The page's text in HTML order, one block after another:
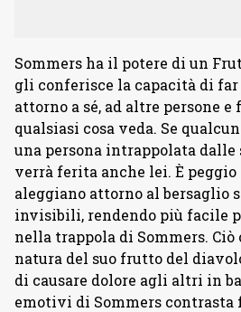
Sommers ha il potere di un
gli conferisce la capacità di far
attorno a sé, ad altre persone
qualsiasi cosa veda. Se
una persona intrappolata dalle
verrà ferita anche lei. È peggio
aleggiano attorno al bersaglio
invisibili, rendendo più facile
nella trappola di Sommers. Ciò
natura del suo frutto del
di causare dolore agli altri in
emotivi di Sommers contrasta